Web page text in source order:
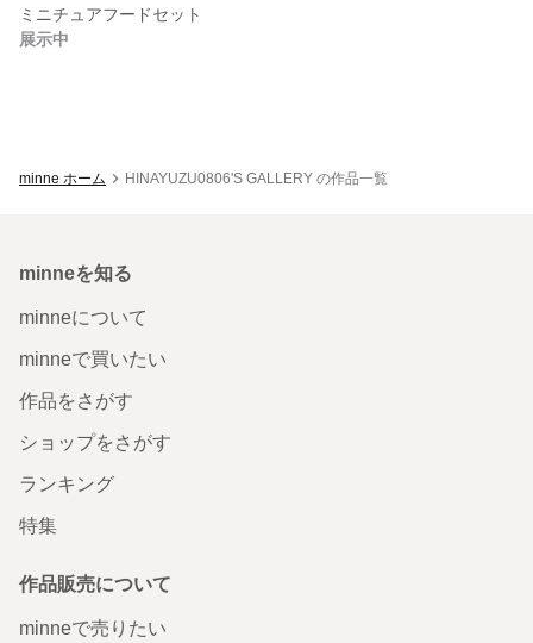
ミニチュアフードセット
展示中
minne ホーム HINAYUZU0806'S GALLERY の作品一覧
minneを知る
minneについて
minneで買いたい
作品をさがす
ショップをさがす
ランキング
特集
作品販売について
minneで売りたい